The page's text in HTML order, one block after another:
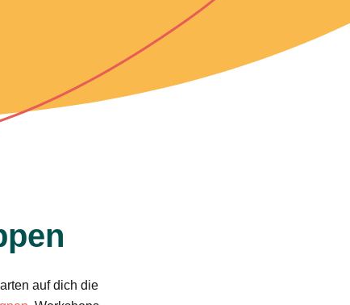
auf dich die